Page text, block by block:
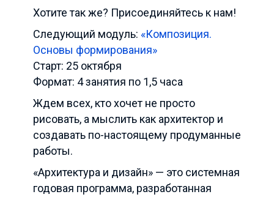
Хотите так же? Присоединяйтесь к нам!
Следующий модуль: «Композиция.
Основы формирования»
Старт: 25 октября
Формат: 4 занятия по 1,5 часа
Ждем всех, кто хочет не просто
рисовать, а мыслить как архитектор и
создавать по-настоящему продуманные
работы.
«Архитектура и дизайн» — это системная
годовая программа, разработанная